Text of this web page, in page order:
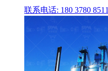
联系电话: 180 3780 8511